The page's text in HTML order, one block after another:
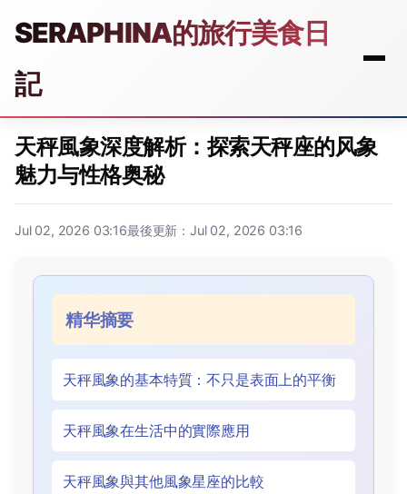
SERAPHINA的旅行美食日
記
天秤風象深度解析：探索天秤座的风象
魅力与性格奥秘
Jul 02, 2026 03:16最後更新：Jul 02, 2026 03:16
精华摘要
天秤風象的基本特質：不只是表面上的平衡
天秤風象在生活中的實際應用
天秤風象與其他風象星座的比較